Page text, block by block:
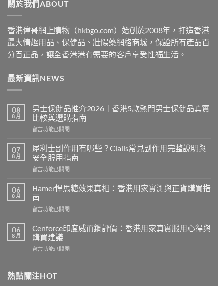
關於我們ABOUT
香港偉哥網上購物（hkbgo.com）始創於2008年，打造香港
最大情趣用品、保健品、壯陽藥網絡商城，保證所有產品百
分百正品，讓全香港港有需要的客戶享受性福生活。
最新資訊NEWS
08
8 月
男士保健品推介2026｜香港5款熱門男士保健品真實
比較與選購指南
在
士
保
健
品
介
2026
｜
香
5
款
門
保
留言功能已關閉
07
8 月
犀利士副作用有哪些？Cialis常見副作用完整說明與
安全服用指南
在
利
士
副
作
有
哪
些？
Cialis
副
留言功能已關閉
06
8 月
Hamer悍馬糖效果真相：香港用家實測與正貨購買指
南
在
悍
馬
糖
效
相：
留言功能已關閉
06
8 月
Cenforce印度威而鋼評價：香港用家真實服用心得與
購買建議
在
度
威
留言功能已關閉
熱點關注HOT